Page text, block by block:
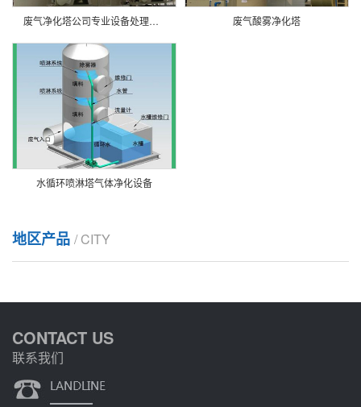
废气净化塔公司专业设备处理酸碱废气 废气酸雾净化塔
水循环喷淋塔气体净化设备
地区产品 / CITY
CONTACT US
联系我们